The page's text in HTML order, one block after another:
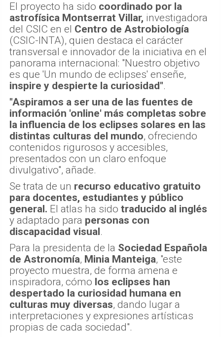
El proyecto ha sido coordinado por la
astrofísica Montserrat Villar, investigadora
del CSIC en el Centro de Astrobiología
(CSIC-INTA), quien destaca el carácter
transversal e innovador de la iniciativa en el
panorama internacional: "Nuestro objetivo
es que 'Un mundo de eclipses' enseñe,
inspire y despierte la curiosidad".
"Aspiramos a ser una de las fuentes de
información 'online' más completas sobre
la influencia de los eclipses solares en las
distintas culturas del mundo, ofreciendo
contenidos rigurosos y accesibles,
presentados con un claro enfoque
divulgativo", añade.
Se trata de un recurso educativo gratuito
para docentes, estudiantes y público
general. El atlas ha sido traducido al inglés
y adaptado para personas con
discapacidad visual .
Para la presidenta de la Sociedad Española
de Astronomía, Minia Manteiga, "este
proyecto muestra, de forma amena e
inspiradora, cómo los eclipses han
despertado la curiosidad humana en
culturas muy diversas, dando lugar a
interpretaciones y expresiones artísticas
propias de cada sociedad".